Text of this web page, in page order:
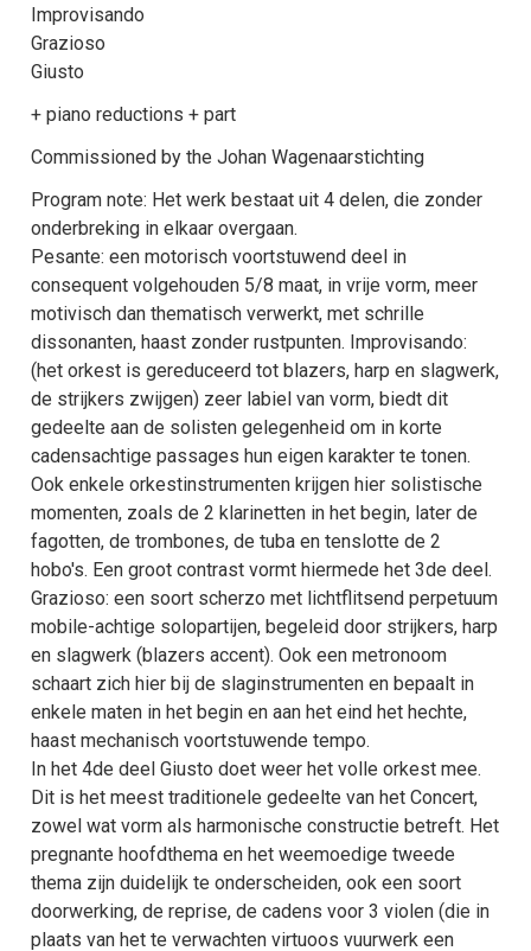
Improvisando
Grazioso
Giusto
+ piano reductions + part
Commissioned by the Johan Wagenaarstichting
Program note: Het werk bestaat uit 4 delen, die zonder
onderbreking in elkaar overgaan.
Pesante: een motorisch voortstuwend deel in
consequent volgehouden 5/8 maat, in vrije vorm, meer
motivisch dan thematisch verwerkt, met schrille
dissonanten, haast zonder rustpunten. Improvisando:
(het orkest is gereduceerd tot blazers, harp en slagwerk,
de strijkers zwijgen) zeer labiel van vorm, biedt dit
gedeelte aan de solisten gelegenheid om in korte
cadensachtige passages hun eigen karakter te tonen.
Ook enkele orkestinstrumenten krijgen hier solistische
momenten, zoals de 2 klarinetten in het begin, later de
fagotten, de trombones, de tuba en tenslotte de 2
hobo's. Een groot contrast vormt hiermede het 3de deel.
Grazioso: een soort scherzo met lichtflitsend perpetuum
mobile-achtige solopartijen, begeleid door strijkers, harp
en slagwerk (blazers accent). Ook een metronoom
schaart zich hier bij de slaginstrumenten en bepaalt in
enkele maten in het begin en aan het eind het hechte,
haast mechanisch voortstuwende tempo.
In het 4de deel Giusto doet weer het volle orkest mee.
Dit is het meest traditionele gedeelte van het Concert,
zowel wat vorm als harmonische constructie betreft. Het
pregnante hoofdthema en het weemoedige tweede
thema zijn duidelijk te onderscheiden, ook een soort
doorwerking, de reprise, de cadens voor 3 violen (die in
plaats van het te verwachten virtuoos vuurwerk een